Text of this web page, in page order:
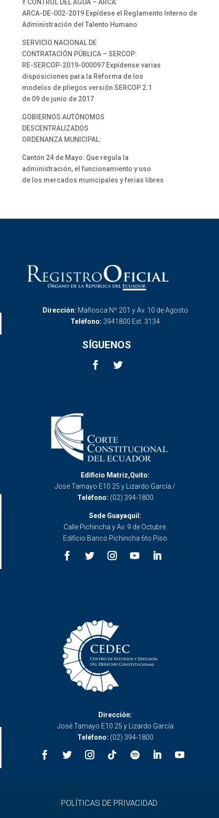
Y CONTROL DEL AGUA – ARCA:
ARCA-DE-002-2019 Expídese el Reglamento Interno de
Administración del Talento Humano
SERVICIO NACIONAL DE
CONTRATACIÓN PÚBLICA – SERCOP:
RE-SERCOP-2019-000097 Expídense varias
disposiciones para la Reforma de los
modelos de pliegos versión SERCOP 2.1
de 09 de junio de 2017
GOBIERNOS AUTÓNOMOS
DESCENTRALIZADOS
ORDENANZA MUNICIPAL:
Cantón 24 de Mayo: Que regula la
administración, el funcionamiento y uso
de los mercados municipales y ferias libres
Dirección: Mañosca Nº 201 y Av. 10 de Agosto
Teléfono: 3941800 Ext. 3134
SÍGUENOS
Edificio Matriz,Quito:
José Tamayo E10 25 y Lizardo García /
Teléfono: (02) 394-1800
Sede Guayaquil:
Calle Pichincha y Av. 9 de Octubre.
Edificio Banco Pichincha 6to Piso
Dirección:
José Tamayo E10 25 y Lizardo García
Teléfono: (02) 394-1800
POLÍTICAS DE PRIVACIDAD